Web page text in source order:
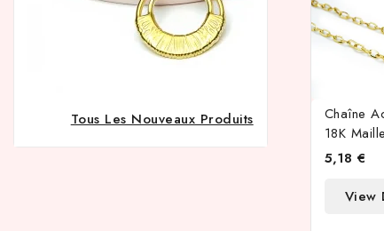
Tous Les Nouveaux Produits
Chaîne
18K
5,18 €
View